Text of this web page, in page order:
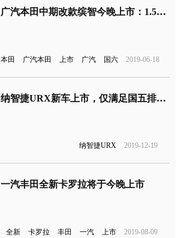
广汽本田中期改款缤智今晚上市：1.5T+CVT、满足国六标准
本田 广汽本田 上市 广汽 国六 2019-06-18
纳智捷URX新车上市，仅满足国五排放标准
纳智捷URX 2019-12-19
一汽丰田全新卡罗拉将于今晚上市
全新 卡罗拉 丰田 一汽 上市 2019-08-09